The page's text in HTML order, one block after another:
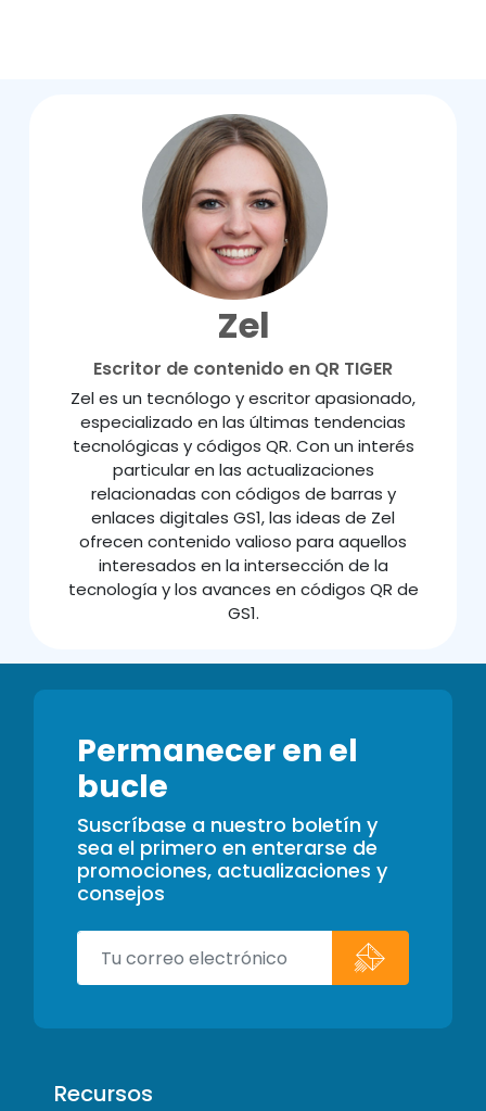
Zel
Escritor de contenido en QR TIGER
Zel es un tecnólogo y escritor apasionado,
especializado en las últimas tendencias
tecnológicas y códigos QR. Con un interés
particular en las actualizaciones
relacionadas con códigos de barras y
enlaces digitales GS1, las ideas de Zel
ofrecen contenido valioso para aquellos
interesados en la intersección de la
tecnología y los avances en códigos QR de
GS1.
Permanecer en el
bucle
Suscríbase a nuestro boletín y
sea el primero en enterarse de
promociones, actualizaciones y
consejos
Recursos